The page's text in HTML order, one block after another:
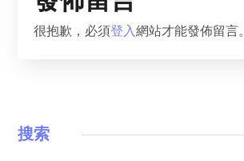
很抱歉，必須登入網站才能發佈留言。
搜索